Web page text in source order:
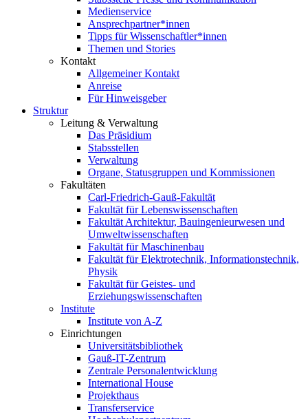
Medienservice
Ansprechpartner*innen
Tipps für Wissenschaftler*innen
Themen und Stories
Kontakt
Allgemeiner Kontakt
Anreise
Für Hinweisgeber
Struktur
Leitung & Verwaltung
Das Präsidium
Stabsstellen
Verwaltung
Organe, Statusgruppen und Kommissionen
Fakultäten
Carl-Friedrich-Gauß-Fakultät
Fakultät für Lebenswissenschaften
Fakultät Architektur, Bauingenieurwesen und
Umweltwissenschaften
Fakultät für Maschinenbau
Fakultät für Elektrotechnik, Informationstechnik,
Physik
Fakultät für Geistes- und
Erziehungswissenschaften
Institute
Institute von A-Z
Einrichtungen
Universitätsbibliothek
Gauß-IT-Zentrum
Zentrale Personalentwicklung
International House
Projekthaus
Transferservice